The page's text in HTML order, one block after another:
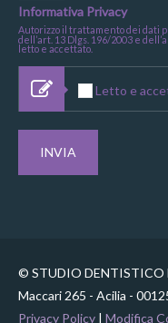
Informativa Privacy
Autorizzo il trattamento dei dati
dell’art. 13 Dlgs. 196/2003 e
letto e accettato.
Letto e
© STUDIO DENTISTICO
Maccari 265 - Acilia -
Privacy Policy | Modifica